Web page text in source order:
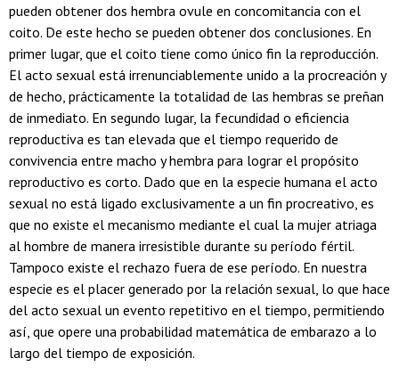
pueden obtener dos hembra ovule en concomitancia con el
coito. De este hecho se pueden obtener dos conclusiones. En
primer lugar, que el coito tiene como único fin la reproducción.
El acto sexual está irrenunciablemente unido a la procreación y
de hecho, prácticamente la totalidad de las hembras se preñan
de inmediato. En segundo lugar, la fecundidad o eficiencia
reproductiva es tan elevada que el tiempo requerido de
convivencia entre macho y hembra para lograr el propósito
reproductivo es corto. Dado que en la especie humana el acto
sexual no está ligado exclusivamente a un fin procreativo, es
que no existe el mecanismo mediante el cual la mujer atriaga
al hombre de manera irresistible durante su período fértil.
Tampoco existe el rechazo fuera de ese período. En nuestra
especie es el placer generado por la relación sexual, lo que hace
del acto sexual un evento repetitivo en el tiempo, permitiendo
así, que opere una probabilidad matemática de embarazo a lo
largo del tiempo de exposición.